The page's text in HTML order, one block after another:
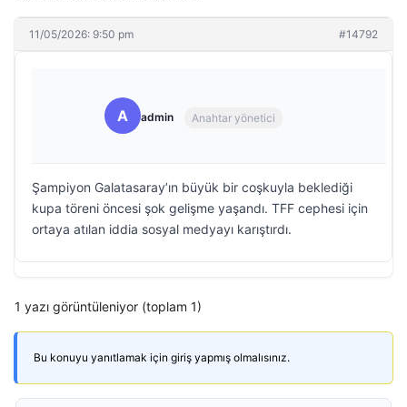
11/05/2026: 9:50 pm #14792
A admin Anahtar yönetici
Şampiyon Galatasaray’ın büyük bir coşkuyla beklediği
kupa töreni öncesi şok gelişme yaşandı. TFF cephesi için
ortaya atılan iddia sosyal medyayı karıştırdı.
1 yazı görüntüleniyor (toplam 1)
Bu konuyu yanıtlamak için giriş yapmış olmalısınız.